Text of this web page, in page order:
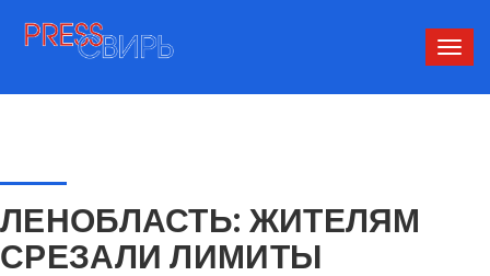
ЛЕНОБЛАСТЬ: ЖИТЕЛЯМ
СРЕЗАЛИ ЛИМИТЫ